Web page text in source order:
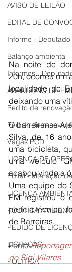
AVISO DE LEILÃO
EDITAL DE
Informe - Deputado
Balanço ambiental
Informes -
ABANDONO DE
Pedito de
Pedido de
Vagas PCD
LICENÇA DE
Edital - alteração
LICENÇA
POLÍTICA
PEDIDO DE
LICITAÇÃO
POLÍTICA
Na noite de
20h, ocorreu um
localidade de
deixando uma
O barreirense
Silva, de 16
uma bicicleta,
uma veículo
acabou vindo a
Uma equipe do
PM registrou o
perícia técnica,
de Barreiras.
Fonte:
do Sigi Vilares